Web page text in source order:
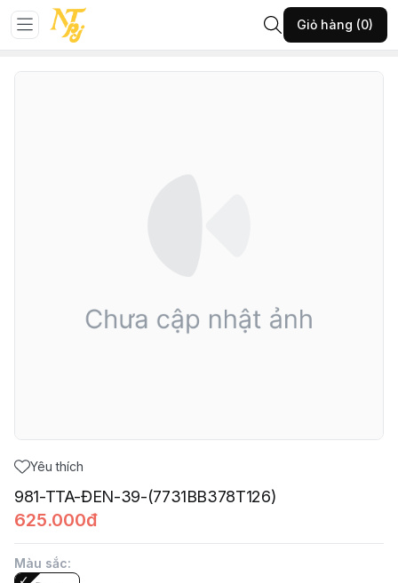
Giỏ hàng (0)
Trang chủ
981-TTA-ĐEN-39-(7731BB378T126)
Yêu thích
981-TTA-ĐEN-39-(7731BB378T126)
625.000đ
Màu sắc: